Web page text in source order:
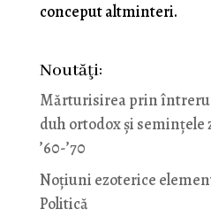
conceput altminteri.
Noutăţi:
Mărturisirea prin
duh ortodox și
’60-’70
Noţiuni ezoterice
Politică